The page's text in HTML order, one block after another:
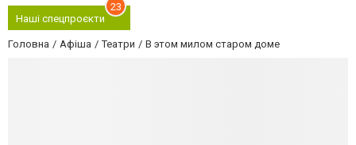
Наші спецпроєкти
23
Головна Афіша Театри В этом милом старом доме